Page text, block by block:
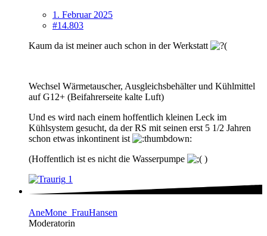
1. Februar 2025
#14.803
Kaum da ist meiner auch schon in der Werkstatt
Wechsel Wärmetauscher, Ausgleichsbehälter und Kühlmittel
auf G12+ (Beifahrerseite kalte Luft)
Und es wird nach einem hoffentlich kleinen Leck im
Kühlsystem gesucht, da der RS mit seinen erst 5 1/2 Jahren
schon etwas inkontinent ist
(Hoffentlich ist es nicht die Wasserpumpe
)
1
AneMone_FrauHansen
Moderatorin